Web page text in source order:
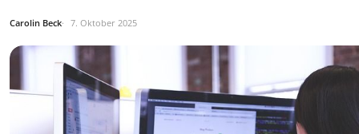
Carolin Beck 7. Oktober 2025